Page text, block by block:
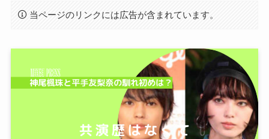
当ページのリンクには広告が含まれています。